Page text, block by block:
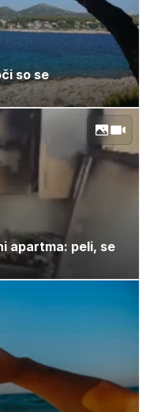
so se
apartma: peli, se